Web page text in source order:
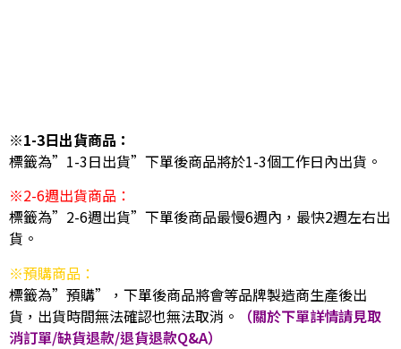
※1-3日出貨商品：
標籤為”1-3日出貨”下單後商品將於1-3個工作日內出貨。
※2-6週出貨商品：
標籤為”2-6週出貨”下單後商品最慢6週內，最快2週左右出
貨。
※預購商品：
標籤為”預購”，下單後商品將會等品牌製造商生產後出
貨，出貨時間無法確認也無法取消。
（關於下單詳情請見取
消訂單/缺貨退款/退貨退款Q&A）